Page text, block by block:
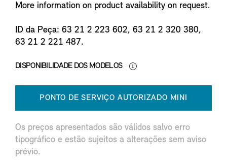
More information on product availability on request.
ID da Peça: 63 21 2 223 602, 63 21 2 320 380,
63 21 2 221 487.
DISPONIBILIDADE DOS MODELOS
PONTO DE SERVIÇO AUTORIZADO MINI
Os preços apresentados são válidos salvo erro
tipográfico e estão sujeitos a alterações sem aviso
prévio.